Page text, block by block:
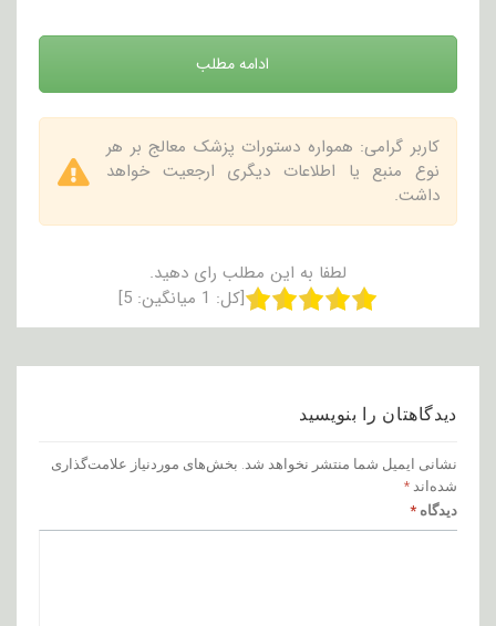
ادامه مطلب
کاربر گرامی: همواره دستورات پزشک معالج بر هر
نوع منبع یا اطلاعات دیگری ارجعیت خواهد
داشت.
لطفا به این مطلب رای دهید.
[کل: 1 میانگین: 5
]
دیدگاهتان را بنویسید
نشانی ایمیل شما منتشر نخواهد شد. بخش‌های موردنیاز علامت‌گذاری
شده‌اند *
دیدگاه *